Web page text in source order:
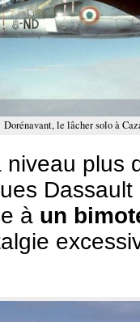
Dorénavant, le lâcher solo à
niveau plus
à un